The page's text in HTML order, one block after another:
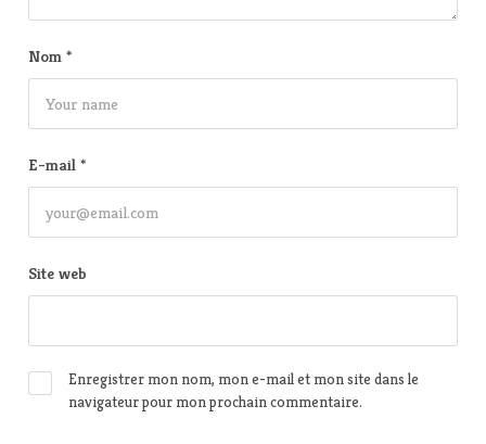
Nom *
E-mail *
Site web
Enregistrer mon nom, mon e-mail et mon site dans le
navigateur pour mon prochain commentaire.